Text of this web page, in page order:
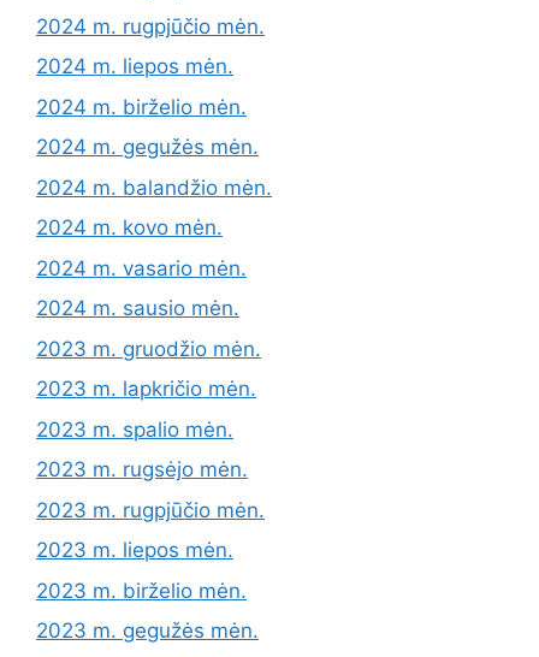
2024 m. rugpjūčio mėn.
2024 m. liepos mėn.
2024 m. birželio mėn.
2024 m. gegužės mėn.
2024 m. balandžio mėn.
2024 m. kovo mėn.
2024 m. vasario mėn.
2024 m. sausio mėn.
2023 m. gruodžio mėn.
2023 m. lapkričio mėn.
2023 m. spalio mėn.
2023 m. rugsėjo mėn.
2023 m. rugpjūčio mėn.
2023 m. liepos mėn.
2023 m. birželio mėn.
2023 m. gegužės mėn.